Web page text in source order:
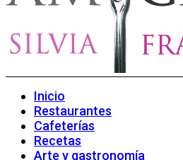
Inicio
Restaurantes
Cafeterías
Recetas
Arte y gastronomía